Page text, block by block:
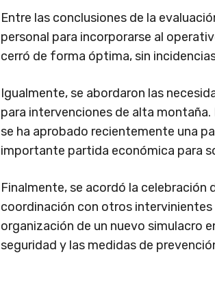
Entre las conclusiones de la
personal para incorporarse al
cerró de forma óptima, sin
Igualmente, se abordaron las
para intervenciones de alta
se ha aprobado recientemente una
importante partida económica para
Finalmente, se acordó la celebración
coordinación con otros intervinientes
organización de un nuevo simulacro
seguridad y las medidas de